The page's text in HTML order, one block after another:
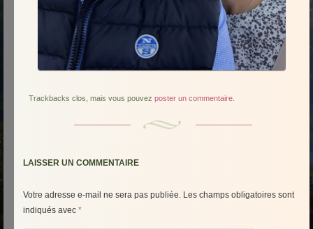
Trackbacks clos, mais vous pouvez poster un commentaire.
LAISSER UN COMMENTAIRE
Votre adresse e-mail ne sera pas publiée. Les champs obligatoires sont
indiqués avec *